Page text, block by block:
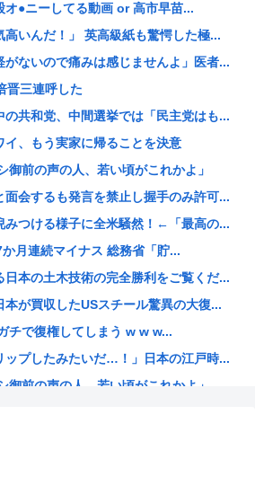
側「バス運転手がいるのにディープ...
て！原作が枯渇してるの！」←いや...
?
ぎじゃね？？
アニメ』が凄すぎるwww「母親の前...
高年男性殺到のワケ…9年で患者数...
場監督にガチギレwww
昔からビジュアルが完成されすぎてい...
口いのどっち？
を切り捨てて財源捻出に成功www
パーさん「寝たほうがいいのでは？」...
ガチでヤバすぎるwww
わけわからん
はチェーン店でいいぞ」ってもの
オ●ニーしてる動画 or 高市早苗...
いんだ！」 英高級紙も驚愕した極...
ないので痛みは感じませんよ」医者...
晋三連呼した
の共和党、中間選挙では「民主党はも...
、もう実家に帰ることを決意
御前の声の人、若い頃がこれかよ」
会するも発言を禁止し握手のみ許可...
みつける様子に全米騒然！←「最高の...
月連続マイナス 総務省「貯...
本の土木技術の完全勝利をご覧くだ...
が買収したUSスチール驚異の大復...
チで復権してしまう w w w...
ップしたみたいだ…！」日本の江戸時...
御前の声の人、若い頃がこれかよ」
う。「声も「人格の象徴」明記、法...